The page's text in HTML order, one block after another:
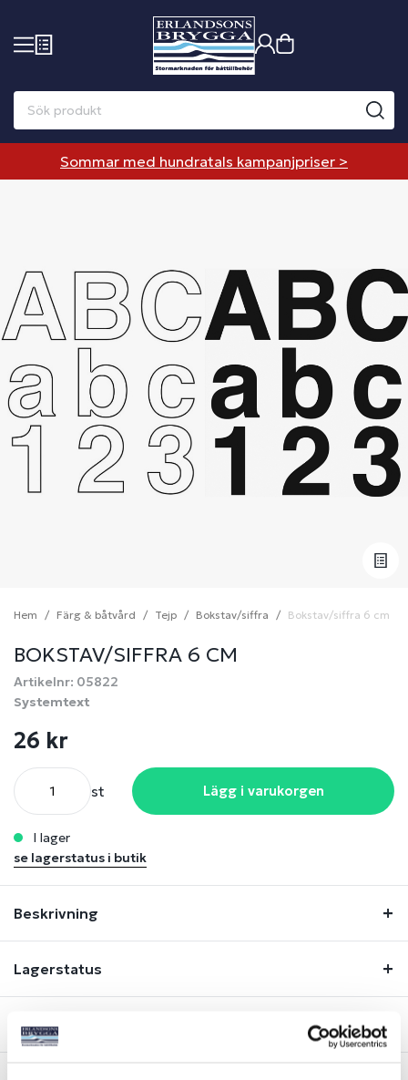
Sommar med hundratals kampanjpriser >
Hem Färg & båtvård Tejp Bokstav/siffra Bokstav/siffra 6 cm
BOKSTAV/SIFFRA 6 CM
Artikelnr: 05822
Systemtext
26 kr
st Lägg i varukorgen
i lager
se lagerstatus i butik
Beskrivning
Lagerstatus
Fråga om produkt